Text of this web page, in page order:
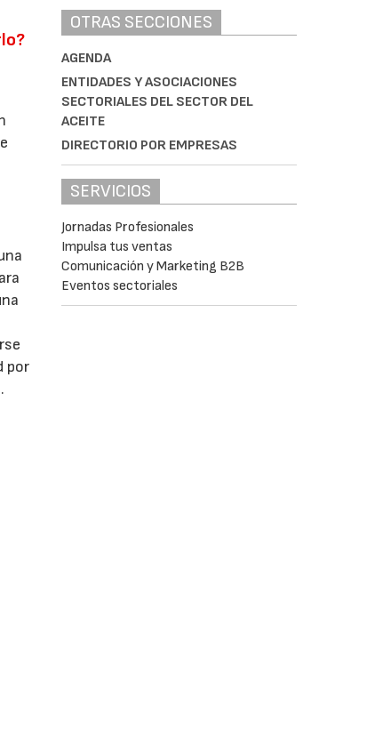
por
OTRAS SECCIONES
AGENDA
ENTIDADES Y ASOCIACIONES
SECTORIALES DEL SECTOR DEL
ACEITE
DIRECTORIO POR EMPRESAS
SERVICIOS
Jornadas Profesionales
Impulsa tus ventas
Comunicación y Marketing B2B
Eventos sectoriales